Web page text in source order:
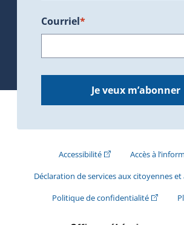
Courriel*
Je veux m’abonner
Accessibilité(Cet hyperlien
Accès à
Déclaration de services aux citoyennes
Politique de confidentialité(Cet